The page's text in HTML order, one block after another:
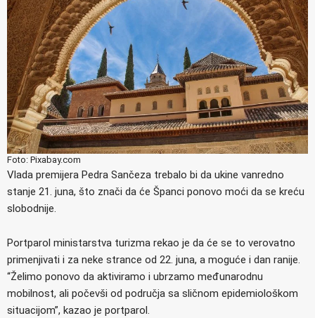
Foto: Pixabay.com
Vlada premijera Pedra Sančeza trebalo bi da ukine vanredno
stanje 21. juna, što znači da će Španci ponovo moći da se kreću
slobodnije.
Portparol ministarstva turizma rekao je da će se to verovatno
primenjivati i za neke strance od 22. juna, a moguće i dan ranije.
“Želimo ponovo da aktiviramo i ubrzamo međunarodnu
mobilnost, ali počevši od područja sa sličnom epidemiološkom
situacijom”, kazao je portparol.